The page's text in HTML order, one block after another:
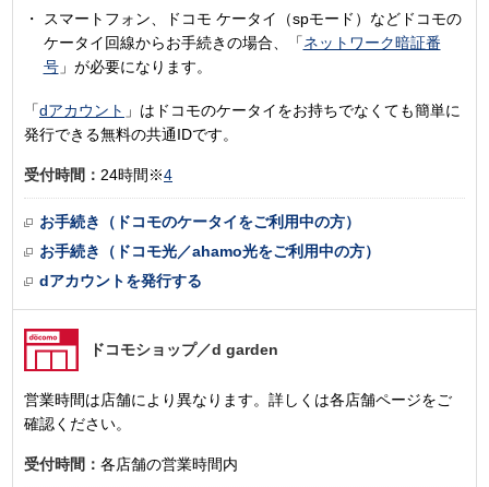
スマートフォン、ドコモ ケータイ（spモード）などドコモの
ケータイ回線からお手続きの場合、「ネットワーク暗証番
号」が必要になります。
「dアカウント 」はドコモのケータイをお持ちでなくても簡単に
発行できる無料の共通IDです。
受付時間： 24時間※4
お手続き（ドコモのケータイをご利用中の方）
お手続き（ドコモ光／ahamo光をご利用中の方）
dアカウントを発行する
ドコモショップ／d garden
営業時間は店舗により異なります。詳しくは各店舗ページをご
確認ください。
受付時間： 各店舗の営業時間内